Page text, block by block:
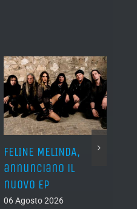
FELINE MELINDA,
annunciano il
nuovo EP
06 Agosto 2026